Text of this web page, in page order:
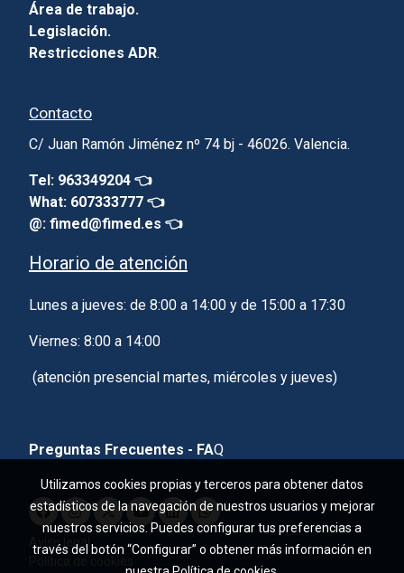
Área de trabajo.
Legislación.
Restricciones ADR.
Contacto
C/ Juan Ramón Jiménez nº 74 bj - 46026. Valencia.
Tel: 963349204 👈
What: 607333777 👈
@: fimed@fimed.es 👈
Horario de atención
Lunes a jueves: de 8:00 a 14:00 y de 15:00 a 17:30
Viernes: 8:00 a 14:00
(atención presencial martes, miércoles y jueves)
Preguntas Frecuentes - FAQ
Aviso legal
Utilizamos cookies propias y terceros para obtener datos
estadísticos de la navegación de nuestros usuarios y mejorar
nuestros servicios. Puedes configurar tus preferencias a
través del botón “Configurar” o obtener más información en